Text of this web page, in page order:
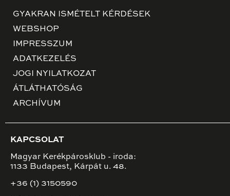
GYAKRAN ISMÉTELT KÉRDÉSEK
WEBSHOP
IMPRESSZUM
ADATKEZELÉS
JOGI NYILATKOZAT
ÁTLÁTHATÓSÁG
ARCHÍVUM
KAPCSOLAT
Magyar Kerékpárosklub - iroda:
1133 Budapest, Kárpát u. 48.
+36 (1) 3150590